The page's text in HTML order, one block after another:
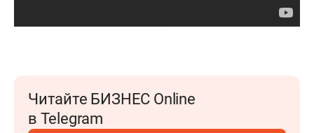
Читайте БИЗНЕС Online
в Telegram